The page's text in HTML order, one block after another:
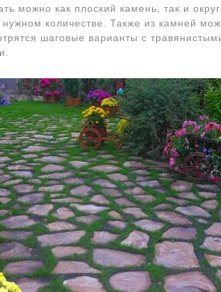
можно как плоский камень, так и
количестве. Также из камней
шаговые варианты с